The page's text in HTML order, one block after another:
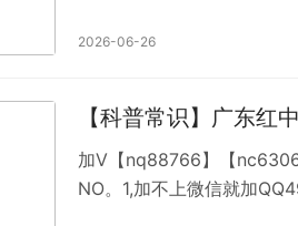
群，加不上微信就加
2026-06-26
【科普常识】广东红
加V【nq88766】【
NO。1,加不上微信就加